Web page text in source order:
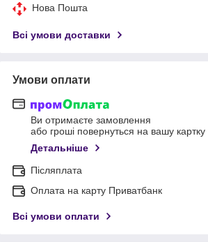
Нова Пошта
Всі умови доставки
Умови оплати
Ви отримаєте замовлення
або гроші повернуться на вашу картку
Детальніше
Післяплата
Оплата на карту Приватбанк
Всі умови оплати